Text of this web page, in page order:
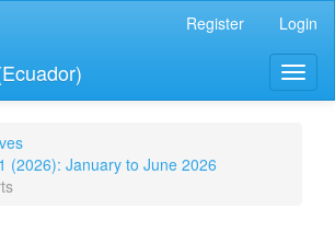
Register Login
(2026): January to June 2026